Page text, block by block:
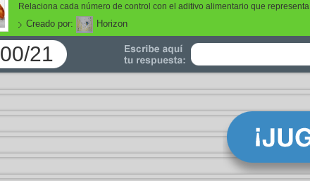
Relaciona cada número de control con el aditivo alimentario que representa
Creado por: Horizon
00/21